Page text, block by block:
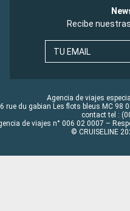
Recibe
TU EMAIL
Agencia de viajes
rue du gabian Les flots bleus MC 98
contact tel :
de viajes n° 006 02 0007 –
© CRUISELINE